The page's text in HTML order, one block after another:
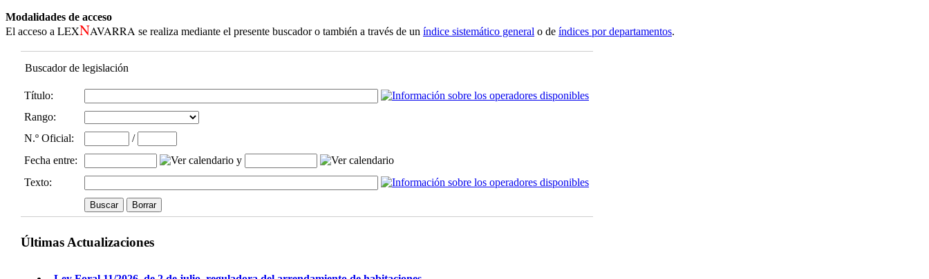
Modalidades de acceso
El acceso a LEXNAVARRA se realiza mediante el presente buscador o también a través de un índice sistemático general o de índices por departamentos.
Buscador de legislación
Título:
Rango:
N.º Oficial:
/
Fecha entre:
y
Texto:
Últimas Actualizaciones